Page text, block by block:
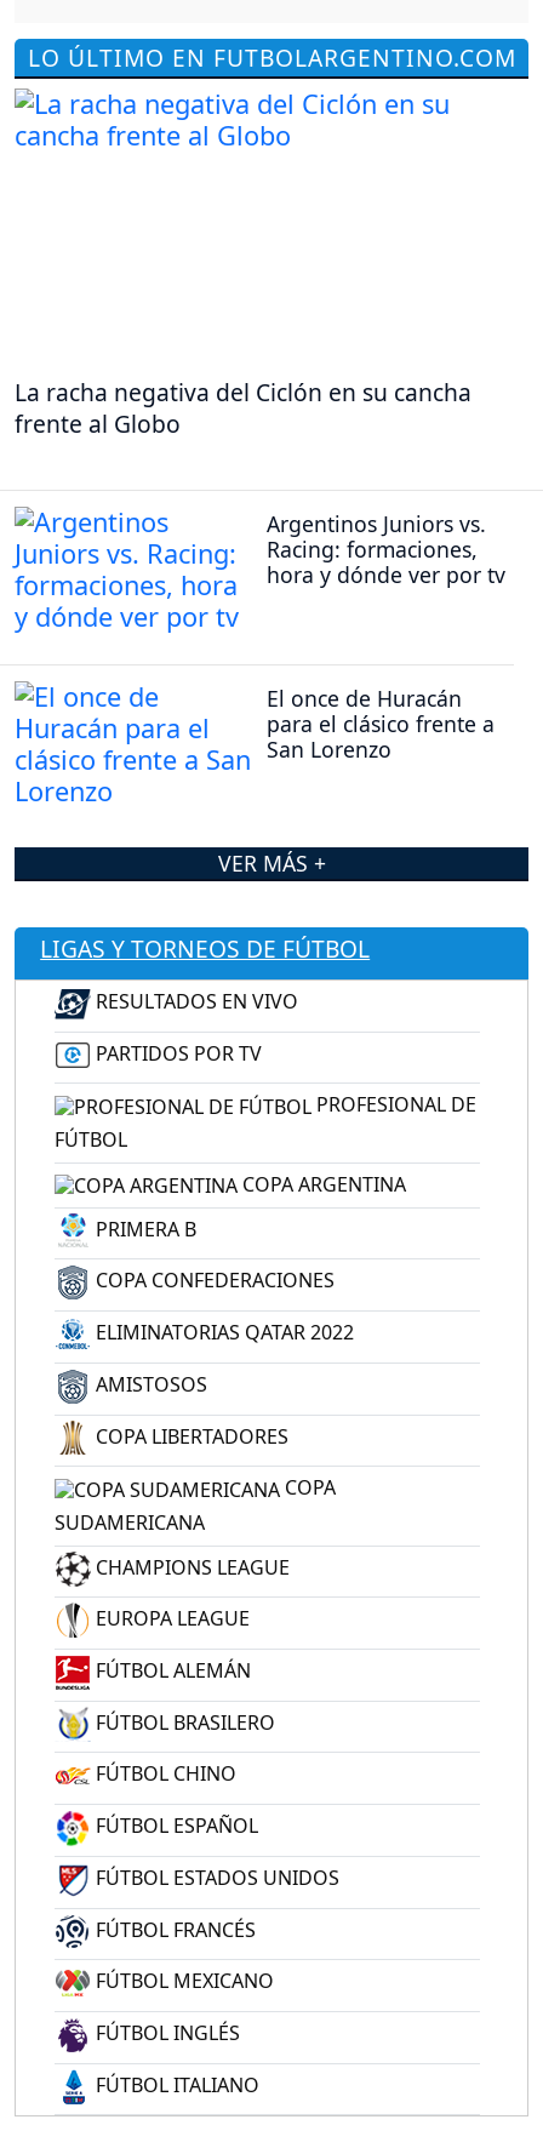
LO ÚLTIMO EN FUTBOLARGENTINO.COM
La racha negativa del Ciclón en su cancha
frente al Globo
Argentinos Juniors vs.
Racing: formaciones,
hora y dónde ver por tv
El once de Huracán
para el clásico frente a
San Lorenzo
VER MÁS +
LIGAS Y TORNEOS DE FÚTBOL
RESULTADOS EN VIVO
PARTIDOS POR TV
PROFESIONAL DE
FÚTBOL
COPA ARGENTINA
PRIMERA B
COPA CONFEDERACIONES
ELIMINATORIAS QATAR 2022
AMISTOSOS
COPA LIBERTADORES
COPA
SUDAMERICANA
CHAMPIONS LEAGUE
EUROPA LEAGUE
FÚTBOL ALEMÁN
FÚTBOL BRASILERO
FÚTBOL CHINO
FÚTBOL ESPAÑOL
FÚTBOL ESTADOS UNIDOS
FÚTBOL FRANCÉS
FÚTBOL MEXICANO
FÚTBOL INGLÉS
FÚTBOL ITALIANO